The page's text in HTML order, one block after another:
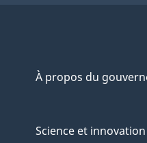
À propos du
Science et innovation